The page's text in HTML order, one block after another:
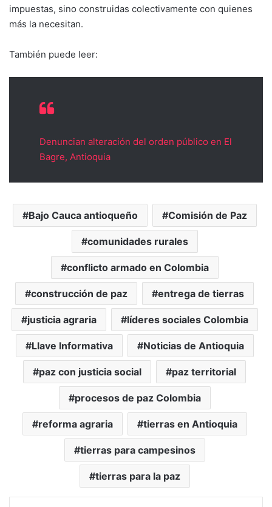
impuestas, sino construidas colectivamente con quienes
más la necesitan.
También puede leer:
Denuncian alteración del orden público en El
Bagre, Antioquia
Bajo Cauca antioqueño Comisión de Paz
comunidades rurales
conflicto armado en Colombia
construcción de paz entrega de tierras
justicia agraria líderes sociales Colombia
Llave Informativa Noticias de Antioquia
paz con justicia social paz territorial
procesos de paz Colombia
reforma agraria tierras en Antioquia
tierras para campesinos
tierras para la paz